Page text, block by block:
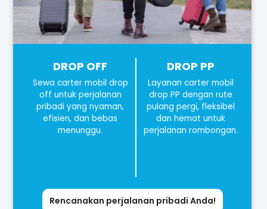
DROP OFF
Sewa carter mobil drop
off untuk perjalanan
pribadi yang nyaman,
efisien, dan bebas
menunggu.
DROP PP
Layanan carter mobil
drop PP dengan rute
pulang pergi, fleksibel
dan hemat untuk
perjalanan rombongan.
Rencanakan perjalanan pribadi Anda!